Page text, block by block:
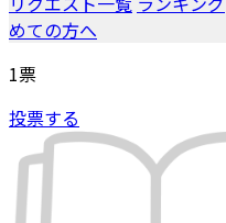
めての方へ
1票
投票する